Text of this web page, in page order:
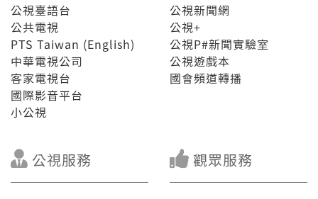
公視臺語台
公共電視
PTS Taiwan (English)
中華電視公司
客家電視台
國際影音平台
小公視
公視新聞網
公視+
公視P#新聞實驗室
公視遊戲本
國會頻道轉播
公視服務 觀眾服務